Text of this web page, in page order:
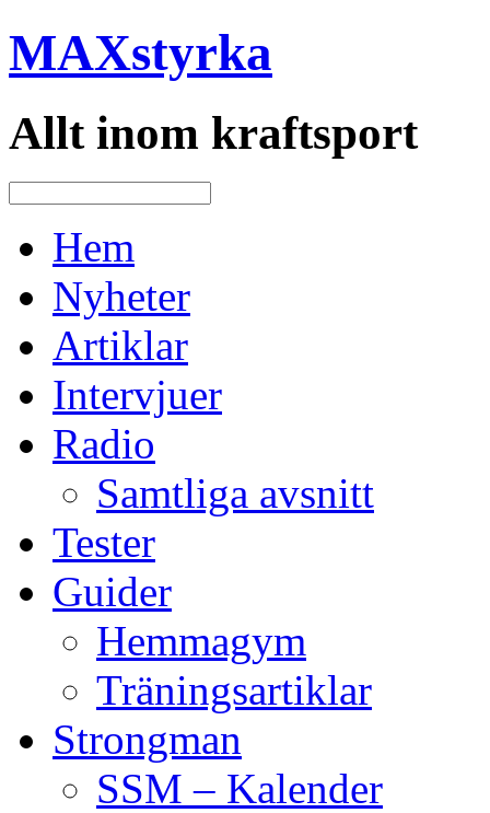
MAXstyrka
Allt inom kraftsport
Hem
Nyheter
Artiklar
Intervjuer
Radio
Samtliga avsnitt
Tester
Guider
Hemmagym
Träningsartiklar
Strongman
SSM – Kalender